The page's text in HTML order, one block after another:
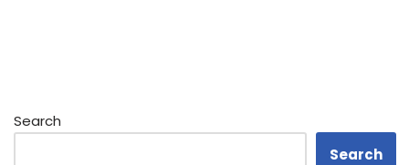
Search
Search